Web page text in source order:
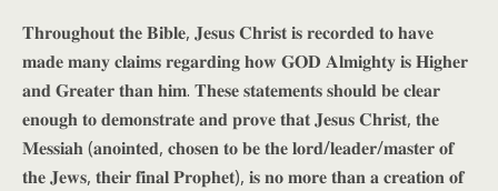
𝐓𝐡𝐫𝐨𝐮𝐠𝐡𝐨𝐮𝐭 𝐭𝐡𝐞 𝐁𝐢𝐛𝐥𝐞, 𝐉𝐞𝐬𝐮𝐬 𝐂𝐡𝐫𝐢𝐬𝐭 𝐢𝐬 𝐫𝐞𝐜𝐨𝐫𝐝𝐞𝐝 𝐭𝐨 𝐡𝐚𝐯𝐞
𝐦𝐚𝐝𝐞 𝐦𝐚𝐧𝐲 𝐜𝐥𝐚𝐢𝐦𝐬 𝐫𝐞𝐠𝐚𝐫𝐝𝐢𝐧𝐠 𝐡𝐨𝐰 𝐆𝐎𝐃 𝐀𝐥𝐦𝐢𝐠𝐡𝐭𝐲 𝐢𝐬 𝐇𝐢𝐠𝐡𝐞𝐫
𝐚𝐧𝐝 𝐆𝐫𝐞𝐚𝐭𝐞𝐫 𝐭𝐡𝐚𝐧 𝐡𝐢𝐦. 𝐓𝐡𝐞𝐬𝐞 𝐬𝐭𝐚𝐭𝐞𝐦𝐞𝐧𝐭𝐬 𝐬𝐡𝐨𝐮𝐥𝐝 𝐛𝐞 𝐜𝐥𝐞𝐚𝐫
𝐞𝐧𝐨𝐮𝐠𝐡 𝐭𝐨 𝐝𝐞𝐦𝐨𝐧𝐬𝐭𝐫𝐚𝐭𝐞 𝐚𝐧𝐝 𝐩𝐫𝐨𝐯𝐞 𝐭𝐡𝐚𝐭 𝐉𝐞𝐬𝐮𝐬 𝐂𝐡𝐫𝐢𝐬𝐭, 𝐭𝐡𝐞
𝐌𝐞𝐬𝐬𝐢𝐚𝐡 (𝐚𝐧𝐨𝐢𝐧𝐭𝐞𝐝, 𝐜𝐡𝐨𝐬𝐞𝐧 𝐭𝐨 𝐛𝐞 𝐭𝐡𝐞 𝐥𝐨𝐫𝐝/𝐥𝐞𝐚𝐝𝐞𝐫/𝐦𝐚𝐬𝐭𝐞𝐫 𝐨𝐟
𝐭𝐡𝐞 𝐉𝐞𝐰𝐬, 𝐭𝐡𝐞𝐢𝐫 𝐟𝐢𝐧𝐚𝐥 𝐏𝐫𝐨𝐩𝐡𝐞𝐭), 𝐢𝐬 𝐧𝐨 𝐦𝐨𝐫𝐞 𝐭𝐡𝐚𝐧 𝐚 𝐜𝐫𝐞𝐚𝐭𝐢𝐨𝐧 𝐨𝐟